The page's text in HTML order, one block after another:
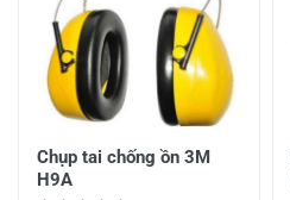
Chụp tai chống ồn 3M
H9A